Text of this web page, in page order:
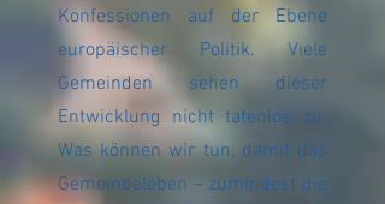
Konfessionen auf der Ebene
europäischer Politik. Viele
Gemeinden sehen dieser
Entwicklung nicht tatenlos zu.
Was können wir tun, damit das
Gemeindeleben – zumindest die